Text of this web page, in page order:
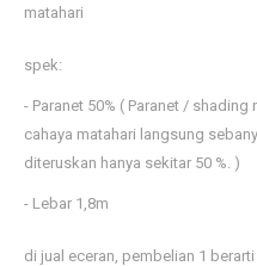
matahari
spek:
- Paranet 50% ( Paranet /
cahaya matahari langsung
diteruskan hanya sekitar 50 %. )
- Lebar 1,8m
di jual eceran, pembelian 1 berarti